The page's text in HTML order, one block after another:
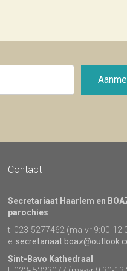
Contact
Secretariaat Haarlem en
parochies
t: 023-5277462 (ma-vr 9:00-
e:
Sint-Bavo Kathedraal